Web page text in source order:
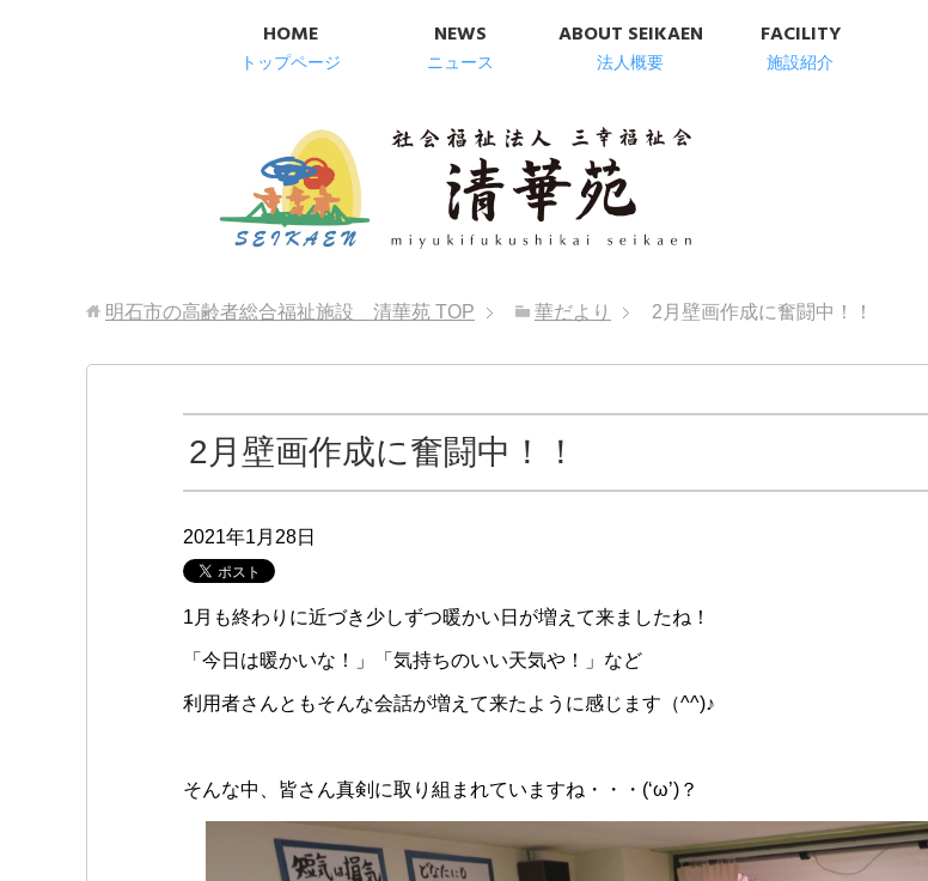
HOME
トップページ
NEWS
ニュース
ABOUT SEIKAEN
法人概要
FACILITY
施設紹介
明石市の
明石市の高齢者総合福祉施設 清華苑 TOP 華だより 2月壁画作成に奮闘中！！
2月壁画作成に奮闘中！！
2021年1月28日
1月も終わりに近づき少しずつ暖かい日が増えて来ましたね！
「今日は暖かいな！」「気持ちのいい天気や！」など
利用者さんともそんな会話が増えて来たように感じます（^^)♪
そんな中、皆さん真剣に取り組まれていますね・・・(‘ω’)？